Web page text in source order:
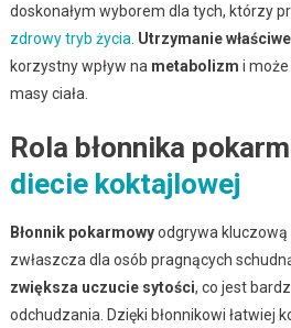
doskonałym wyborem dla tych, którzy
zdrowy tryb życia Utrzymanie
korzystny wpływ na metabolizm i
masy ciała.
Rola błonnika
diecie koktajlowej
Błonnik pokarmowyodgrywa kluczową
zwłaszcza dla osób pragnących
zwiększa uczucie sytości, co jest
odchudzania. Dzięki błonnikowi łatwiej